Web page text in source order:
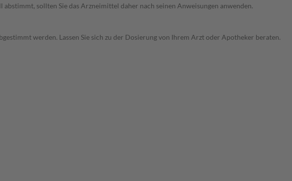
sollten Sie das Arzneimittel daher nach seinen Anweisungen anwenden.
werden. Lassen Sie sich zu der Dosierung von Ihrem Arzt oder Apotheker beraten.